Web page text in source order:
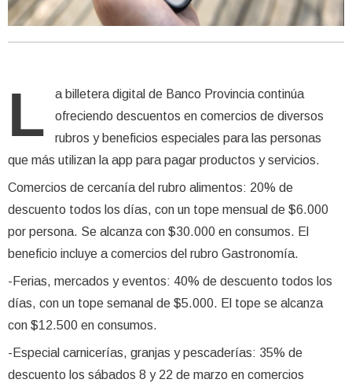
L
a billetera digital de Banco Provincia continúa
ofreciendo descuentos en comercios de diversos
rubros y beneficios especiales para las personas
que más utilizan la app para pagar productos y servicios.
Comercios de cercanía del rubro alimentos: 20% de
descuento todos los días, con un tope mensual de $6.000
por persona. Se alcanza con $30.000 en consumos. El
beneficio incluye a comercios del rubro Gastronomía.
-Ferias, mercados y eventos: 40% de descuento todos los
días, con un tope semanal de $5.000. El tope se alcanza
con $12.500 en consumos.
-Especial carnicerías, granjas y pescaderías: 35% de
descuento los sábados 8 y 22 de marzo en comercios